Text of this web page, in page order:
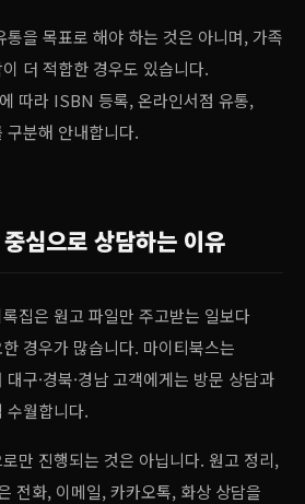
을 목표로 해야 하는 것은 아니며, 가족
더 적합한 경우도 있습니다.
따라 ISBN 등록, 온라인서점 유통,
구분해 안내합니다.
심으로 상담하는 이유
집은 원고 파일만 주고받는 일보다
경우가 많습니다. 마이티북스는
구·경북·경남 고객에게는 방문 상담과
수월합니다.
만 진행되는 것은 아닙니다. 원고 정리,
전화, 이메일, 카카오톡, 화상 상담을